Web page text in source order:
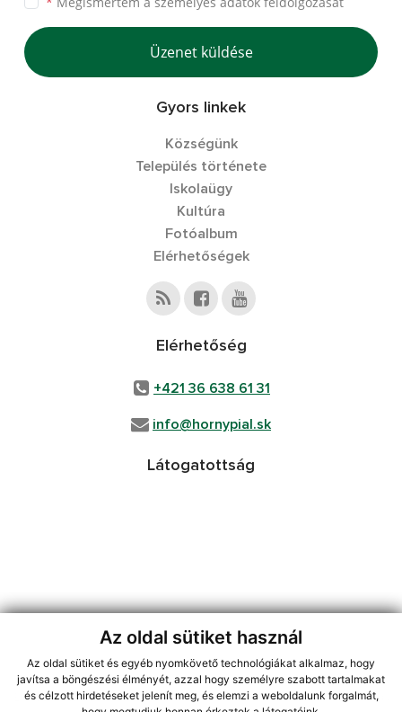
Az oldal sütiket használ
Az oldal sütiket és egyéb nyomkövető technológiákat alkalmaz, hogy
javítsa a böngészési élményét, azzal hogy személyre szabott tartalmakat
és célzott hirdetéseket jelenít meg, és elemzi a weboldalunk forgalmát,
Üzenet küldése
Gyors linkek
Községünk
Település története
Iskolaügy
Kultúra
Fotóalbum
Elérhetőségek
Elérhetőség
+421 36 638 61 31
info@hornypial.sk
Látogatottság
jusson a legfrissebb információkhoz az RSS csatornánkon keresztűl,
ECHELON 2 tartalomkezelő rendszer,Honlap térkép,Internetes portál